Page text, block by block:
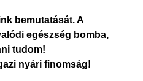
bemutatását. A
egészség bomba,
tudom!
nyári finomság!